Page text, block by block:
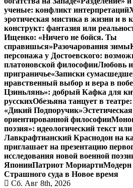
ученые: конфликт интерпретаций
эротическая мистика в жизни и в
конструкт: фантазия или
Ищенко: «Ничего не бойся. Ты
справишься»Разочарования зимы
персонажа у Достоевского:
платоновской философииЛюбовь
приграничье«Записки
нравственный выбор и вера в
Цзиньлянь»: добрый Кафка для
русскихОбезьяна танцует в
«Дикий Подпоручик»
ориентированной философии
поэзия»: идеологический текст
Лавкрафтианский Краснодон на
приглашает на презентацию
исследования новой военной
ЯпонииПатриот МориартиМодерн
Страшного суда в Новое время
Сб. Авг 8th, 2026